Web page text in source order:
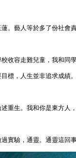
。藝人等於多了份社會
收容走難兒童，我和
目標，人生並非追求成
重生。我和你是東方
實驗，通靈。通靈這